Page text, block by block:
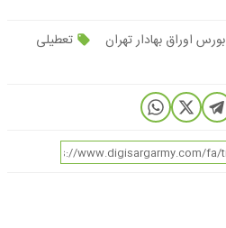
بورس اوراق بهادار تهران
تعطیلی